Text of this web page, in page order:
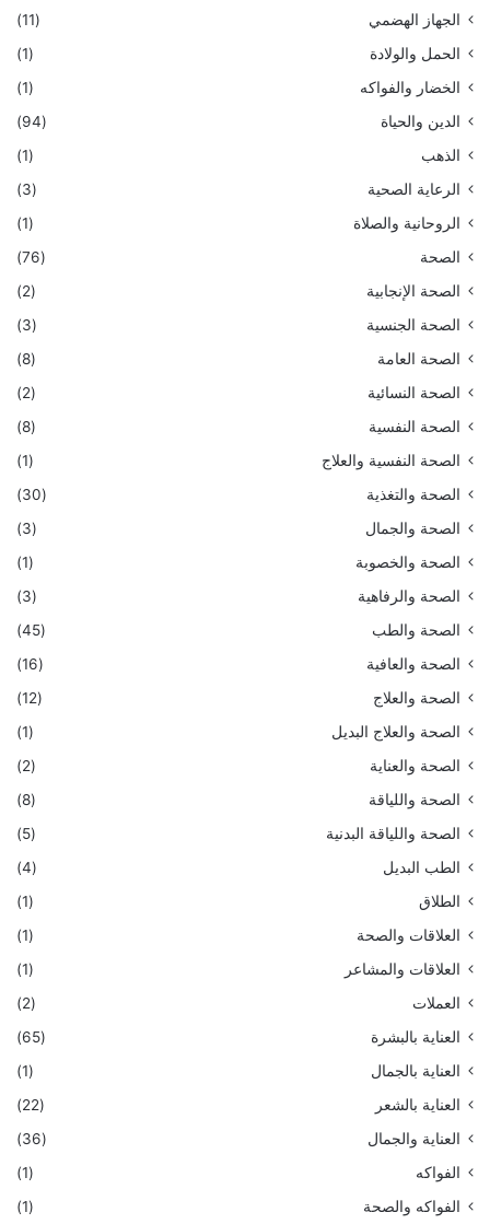
الجهاز الهضمي
(11)
الحمل والولادة
(1)
الخضار والفواكه
(1)
الدين والحياة
(94)
الذهب
(1)
الرعاية الصحية
(3)
الروحانية والصلاة
(1)
الصحة
(76)
الصحة الإنجابية
(2)
الصحة الجنسية
(3)
الصحة العامة
(8)
الصحة النسائية
(2)
الصحة النفسية
(8)
الصحة النفسية والعلاج
(1)
الصحة والتغذية
(30)
الصحة والجمال
(3)
الصحة والخصوبة
(1)
الصحة والرفاهية
(3)
الصحة والطب
(45)
الصحة والعافية
(16)
الصحة والعلاج
(12)
الصحة والعلاج البديل
(1)
الصحة والعناية
(2)
الصحة واللياقة
(8)
الصحة واللياقة البدنية
(5)
الطب البديل
(4)
الطلاق
(1)
العلاقات والصحة
(1)
العلاقات والمشاعر
(1)
العملات
(2)
العناية بالبشرة
(65)
العناية بالجمال
(1)
العناية بالشعر
(22)
العناية والجمال
(36)
الفواكه
(1)
الفواكه والصحة
(1)